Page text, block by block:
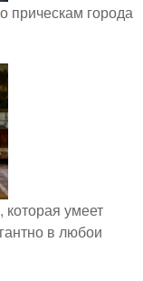
прическам города
умеет
в любои